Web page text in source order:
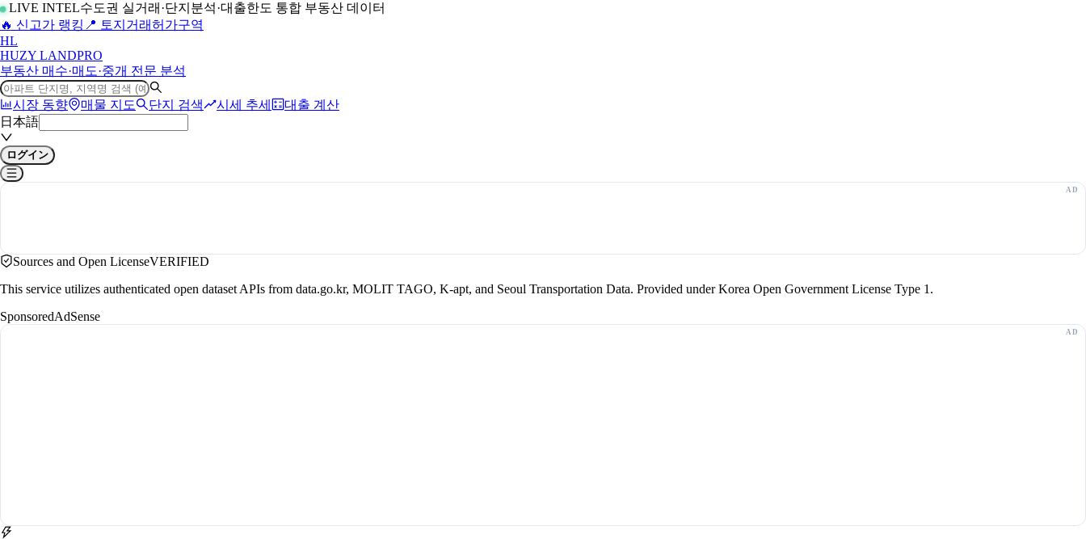
LIVE INTEL수도권 실거래·단지분석·대출한도 통합 부동산 데이터
🔥 신고가 랭킹 📍 토지거래허가구역
HL
HUZY LANDPRO
부동산 매수·매도·중개 전문 분석
시장 동향 매물 지도 단지 검색 시세 추세
대출 계산
日本語
ログイン
Sources and Open LicenseVERIFIED
This service utilizes authenticated open dataset APIs from data.go.kr, MOLIT TAGO, K-apt, and Seoul Transportation Data. Provided under Korea Open Government License Type 1.
SponsoredAdSense